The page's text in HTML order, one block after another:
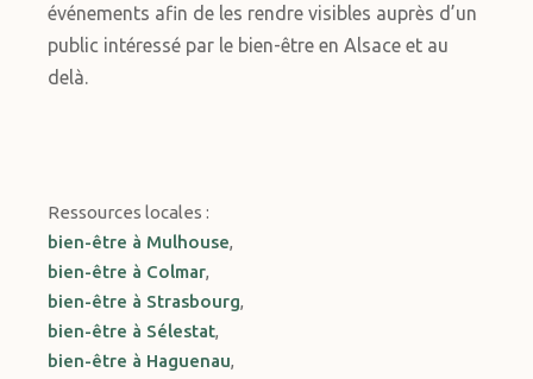
événements afin de les rendre visibles auprès d’un
public intéressé par le bien-être en Alsace et au
delà.
Ressources locales :
bien-être à Mulhouse,
bien-être à Colmar,
bien-être à Strasbourg,
bien-être à Sélestat,
bien-être à Haguenau,